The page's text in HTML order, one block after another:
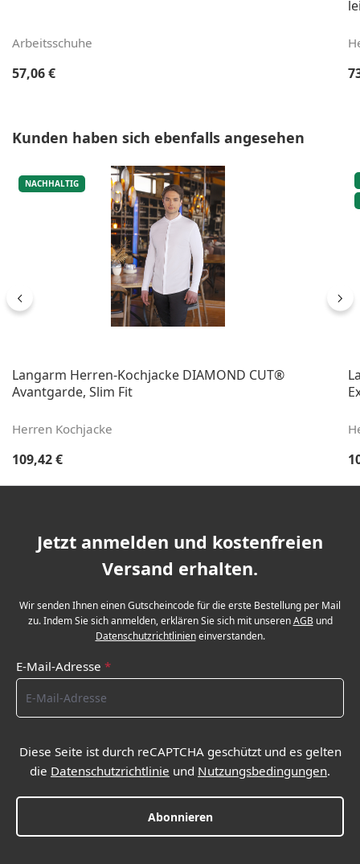
Arbeitsschuhe
Regulärer Preis:
57,06 €
Produktgalerie überspringen
Kunden haben sich ebenfalls angesehen
NACHHALTIG
Langarm Herren-Kochjacke DIAMOND CUT®
Avantgarde, Slim Fit
Herren Kochjacke
Regulärer Preis:
109,42 €
Jetzt anmelden und kostenfreien
Versand erhalten.
Wir senden Ihnen einen Gutscheincode für die erste Bestellung per Mail
zu. Indem Sie sich anmelden, erklären Sie sich mit unserenAGBund
Datenschutzrichtlinieneinverstanden.
E-Mail-Adresse *
Diese Seite ist durch reCAPTCHA geschützt und es gelten
die Datenschutzrichtlinie und Nutzungsbedingungen.
Abonnieren